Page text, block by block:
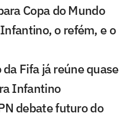
Copa do Mundo
o refém, e o
Fifa já reúne quase
Infantino
debate futuro do